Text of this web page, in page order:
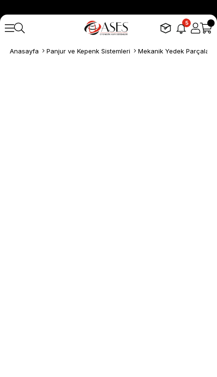
5
Anasayfa Panjur ve Kepenk Sistemleri Mekanik Yedek Parçalar